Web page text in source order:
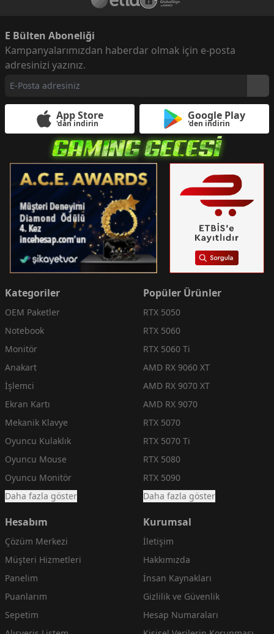
E Bülten Aboneliği
Kampanyalarımızdan haberdar olmak için e-posta
adresinizi yazınız.
App Store
'dan indirin
Google Play
'den indirin
Kategoriler
OEM Paketler
Notebook
Monitör
Anakart
İşlemci
Ekran Kartı
Mekanik Klavye
Oyuncu Kulaklık
Oyuncu Mouse
Oyuncu Monitör
Daha fazla göster
Popüler Ürünler
RTX 5050
RTX 5060
RTX 5060 Ti
AMD RX 9060 XT
AMD RX 9070 XT
AMD RX 9070
RTX 5070
RTX 5070 Ti
RTX 5080
RTX 5090
Daha fazla göster
Hesabım
Çözüm Merkezi
Müşteri Hizmetleri
Panelim
Puanlarım
Sepetim
Kurumsal
İletişim
Hakkımızda
İnsan Kaynakları
Gizlilik ve Güvenlik
Hesap Numaraları